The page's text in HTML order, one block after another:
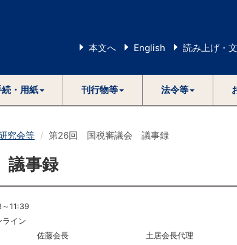
本文へ English 読み上げ・
・用紙 刊行物等 法令等
究会等 第26回 国税審議会 議事録
事録
11:39
ライン
佐藤会長
土居会長代理